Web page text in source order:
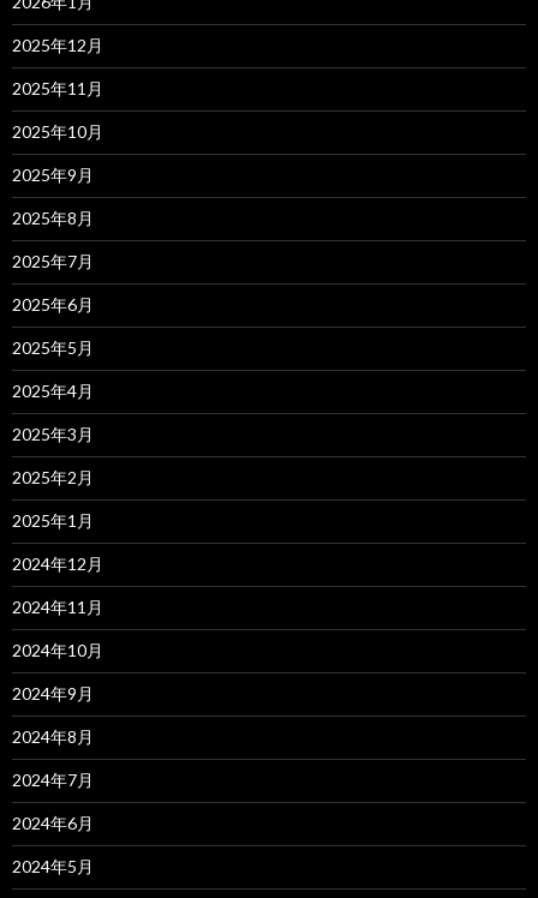
2025年12月
2025年11月
2025年10月
2025年9月
2025年8月
2025年7月
2025年6月
2025年5月
2025年4月
2025年3月
2025年2月
2025年1月
2024年12月
2024年11月
2024年10月
2024年9月
2024年8月
2024年7月
2024年6月
2024年5月